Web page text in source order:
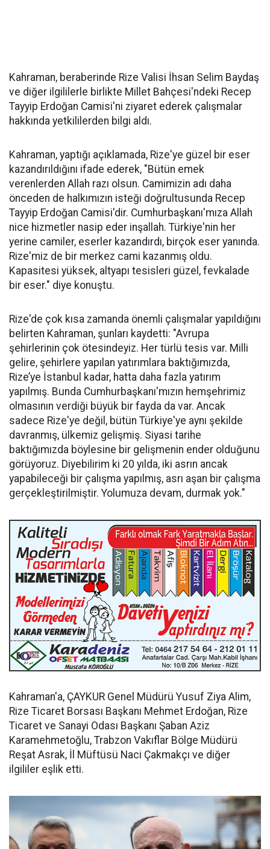
Kahraman, beraberinde Rize Valisi İhsan Selim Baydaş
ve diğer ilgililerle birlikte Millet Bahçesi'ndeki Recep
Tayyip Erdoğan Camisi'ni ziyaret ederek çalışmalar
hakkında yetkililerden bilgi aldı.
Kahraman, yaptığı açıklamada, Rize'ye güzel bir eser
kazandırıldığını ifade ederek, "Bütün emek
verenlerden Allah razı olsun. Camimizin adı daha
önceden de halkımızın isteği doğrultusunda Recep
Tayyip Erdoğan Camisi'dir. Cumhurbaşkanı'mıza Allah
nice hizmetler nasip eder inşallah. Türkiye'nin her
yerine camiler, eserler kazandırdı, birçok eser yanında.
Rize'miz de bir merkez cami kazanmış oldu.
Kapasitesi yüksek, altyapı tesisleri güzel, fevkalade
bir eser." diye konuştu.
Rize'de çok kısa zamanda önemli çalışmalar yapıldığını
belirten Kahraman, şunları kaydetti: "Avrupa
şehirlerinin çok ötesindeyiz. Her türlü tesis var. Milli
gelire, şehirlere yapılan yatırımlara baktığımızda,
Rize’ye İstanbul kadar, hatta daha fazla yatırım
yapılmış. Bunda Cumhurbaşkanı'mızın hemşehrimiz
olmasının verdiği büyük bir fayda da var. Ancak
sadece Rize'ye değil, bütün Türkiye'ye aynı şekilde
davranmış, ülkemiz gelişmiş. Siyasi tarihe
baktığımızda böylesine bir gelişmenin ender olduğunu
görüyoruz. Diyebilirim ki 20 yılda, iki asrın ancak
yapabileceği bir çalışma yapılmış, asrı aşan bir çalışma
gerçekleştirilmiştir. Yolumuza devam, durmak yok."
Kahraman'a, ÇAYKUR Genel Müdürü Yusuf Ziya Alim,
Rize Ticaret Borsası Başkanı Mehmet Erdoğan, Rize
Ticaret ve Sanayi Odası Başkanı Şaban Aziz
Karamehmetoğlu, Trabzon Vakıflar Bölge Müdürü
Reşat Asrak, İl Müftüsü Naci Çakmakçı ve diğer
ilgililer eşlik etti.